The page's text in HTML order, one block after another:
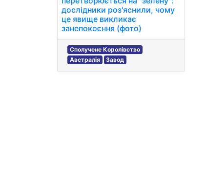
дослідники роз'яснили, чому
це явище викликає
занепокоєння (фото)
Сполучене Королівство
Австралія
Завод